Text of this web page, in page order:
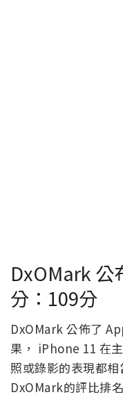
DxOMark 公
分：109分
DxOMark 公佈了
果， iPhone 11 在
照或錄影的表現都
DxOMark的評比排